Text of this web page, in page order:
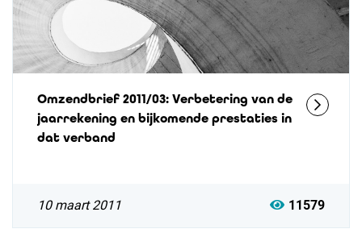
Omzendbrief 2011/03: Verbetering van de
jaarrekening en bijkomende prestaties in
dat verband
10 maart 2011 11579